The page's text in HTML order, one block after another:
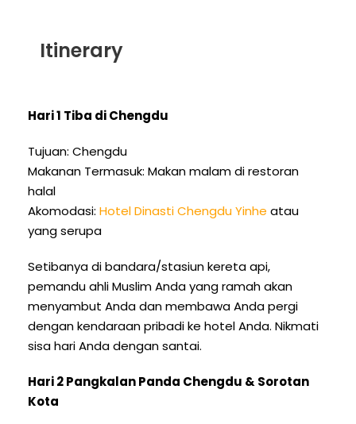
Itinerary
Hari 1 Tiba di Chengdu
Tujuan: Chengdu
Makanan Termasuk: Makan malam di restoran
halal
Akomodasi: Hotel Dinasti Chengdu Yinhe atau
yang serupa
Setibanya di bandara/stasiun kereta api,
pemandu ahli Muslim Anda yang ramah akan
menyambut Anda dan membawa Anda pergi
dengan kendaraan pribadi ke hotel Anda. Nikmati
sisa hari Anda dengan santai.
Hari 2 Pangkalan Panda Chengdu & Sorotan
Kota